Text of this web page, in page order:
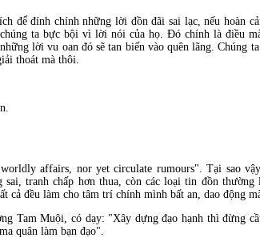
để đính chính những lời đồn đãi sai lạc, nếu hoàn
ta bực bội vì lời nói của họ. Đó chính là điều
lời vu oan đó sẽ tan biến vào quên lãng. Chúng
thoát mà thôi.
affairs, nor yet circulate rumours". Tại sao
sai, tranh chấp hơn thua, còn các loại tin đồn
cả đều làm cho tâm trí chính mình bất an, dao động
Tam Muội, có dạy: "Xây dựng đạo hạnh thì đừng
quân làm bạn đạo".